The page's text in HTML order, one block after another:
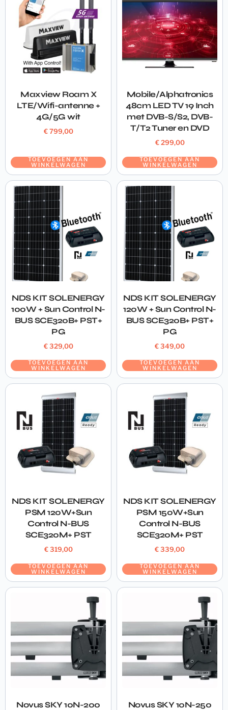
Maxview Roam X
LTE/Wifi-antenne +
4G/5G wit
€799,00
TOEVOEGEN AAN
WINKELWAGEN
Mobile/Alphatronics
48cm LED TV 19 Inch
met DVB-S/S2, DVB-
T/T2 Tuner en DVD
€299,00
TOEVOEGEN AAN
WINKELWAGEN
NDS KIT SOLENERGY
100W + Sun Control N-
BUS SCE320B+ PST+
PG
€329,00
TOEVOEGEN AAN
WINKELWAGEN
NDS KIT SOLENERGY
120W + Sun Control N-
BUS SCE320B+ PST+
PG
€349,00
TOEVOEGEN AAN
WINKELWAGEN
NDS KIT SOLENERGY
PSM 120W+Sun
Control N-BUS
SCE320M+ PST
€319,00
TOEVOEGEN AAN
WINKELWAGEN
NDS KIT SOLENERGY
PSM 150W+Sun
Control N-BUS
SCE320M+ PST
€339,00
TOEVOEGEN AAN
WINKELWAGEN
Novus SKY 10N-200
Novus SKY 10N-250